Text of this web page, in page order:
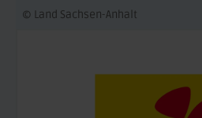
© Land Sachsen-Anhalt